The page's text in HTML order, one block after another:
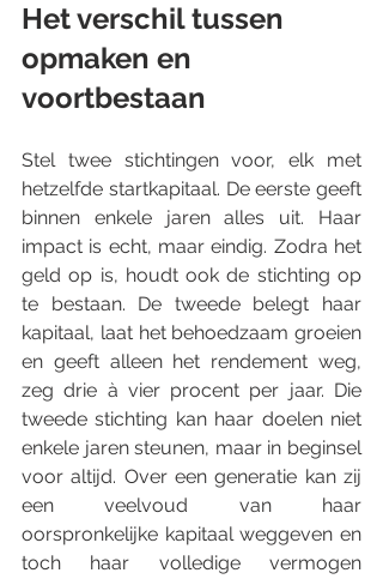
Het verschil tussen
opmaken en
voortbestaan
Stel twee stichtingen voor, elk met
hetzelfde startkapitaal. De eerste geeft
binnen enkele jaren alles uit. Haar
impact is echt, maar eindig. Zodra het
geld op is, houdt ook de stichting op
te bestaan. De tweede belegt haar
kapitaal, laat het behoedzaam groeien
en geeft alleen het rendement weg,
zeg drie à vier procent per jaar. Die
tweede stichting kan haar doelen niet
enkele jaren steunen, maar in beginsel
voor altijd. Over een generatie kan zij
een veelvoud van haar
oorspronkelijke kapitaal weggeven en
toch haar volledige vermogen